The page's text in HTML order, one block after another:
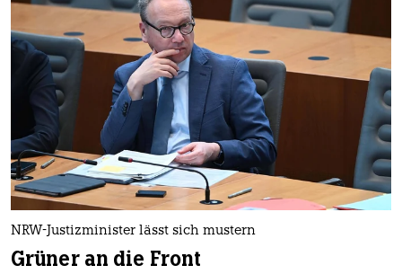
NRW-Justizminister lässt sich mustern
Grüner an die Front